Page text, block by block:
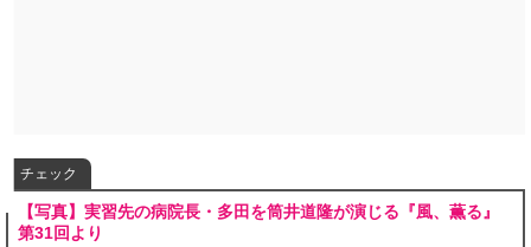
チェック
【写真】実習先の病院長・多田を筒井道隆が演じる『風、薫る』
第31回より